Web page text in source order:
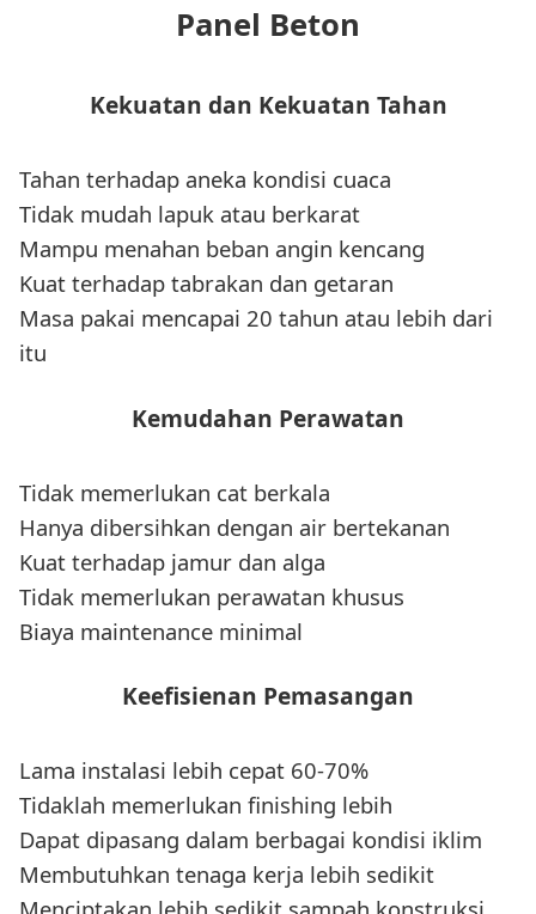
Panel Beton
Kekuatan dan Kekuatan Tahan
Tahan terhadap aneka kondisi cuaca
Tidak mudah lapuk atau berkarat
Mampu menahan beban angin kencang
Kuat terhadap tabrakan dan getaran
Masa pakai mencapai 20 tahun atau lebih dari
itu
Kemudahan Perawatan
Tidak memerlukan cat berkala
Hanya dibersihkan dengan air bertekanan
Kuat terhadap jamur dan alga
Tidak memerlukan perawatan khusus
Biaya maintenance minimal
Keefisienan Pemasangan
Lama instalasi lebih cepat 60-70%
Tidaklah memerlukan finishing lebih
Dapat dipasang dalam berbagai kondisi iklim
Membutuhkan tenaga kerja lebih sedikit